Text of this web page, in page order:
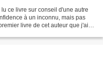
ce livre sur conseil d'une autre
à un inconnu, mais pas
livre de cet auteur que j'ai